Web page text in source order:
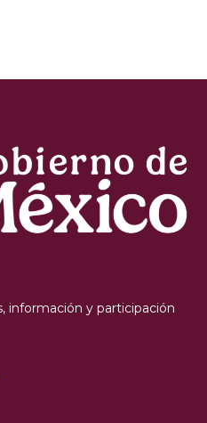
información y participación